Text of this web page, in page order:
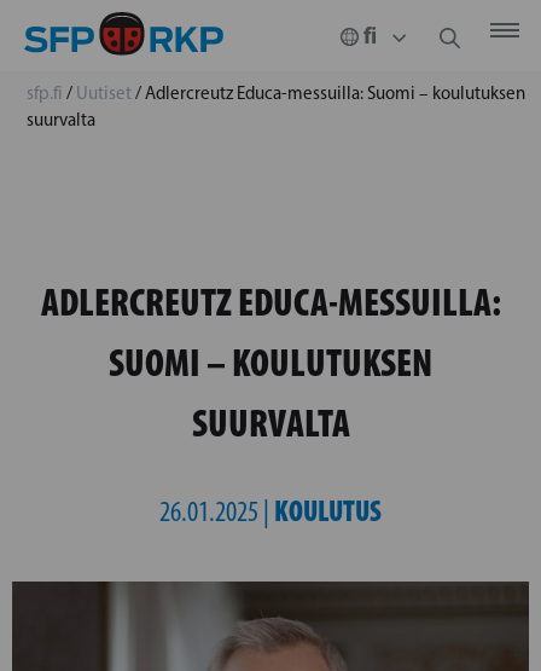
sfp.fi / Uutiset/Adlercreutz Educa-messuilla: Suomi – koulutuksen
suurvalta
ADLERCREUTZ EDUCA-MESSUILLA:
SUOMI – KOULUTUKSEN
SUURVALTA
26.01.2025 | KOULUTUS